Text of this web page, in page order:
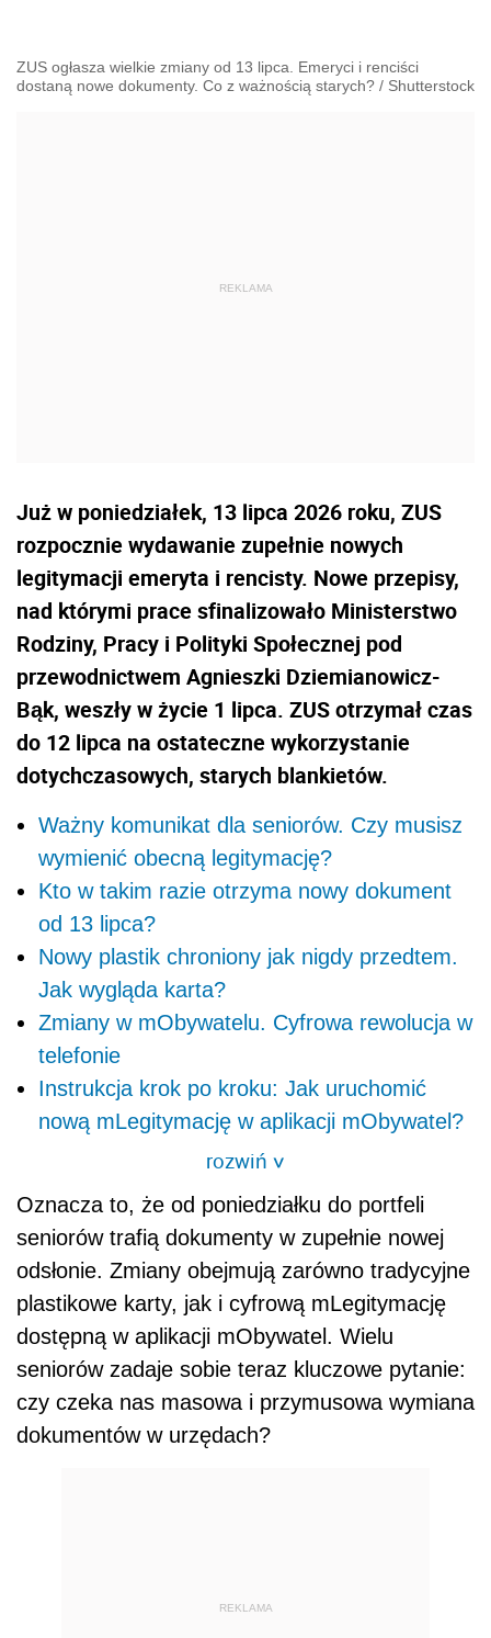
ZUS ogłasza wielkie zmiany od 13 lipca. Emeryci i renciści
dostaną nowe dokumenty. Co z ważnością starych? / Shutterstock
Już w poniedziałek, 13 lipca 2026 roku, ZUS
rozpocznie wydawanie zupełnie nowych
legitymacji emeryta i rencisty. Nowe przepisy,
nad którymi prace sfinalizowało Ministerstwo
Rodziny, Pracy i Polityki Społecznej pod
przewodnictwem Agnieszki Dziemianowicz-
Bąk, weszły w życie 1 lipca. ZUS otrzymał czas
do 12 lipca na ostateczne wykorzystanie
dotychczasowych, starych blankietów.
Ważny komunikat dla seniorów. Czy musisz
wymienić obecną legitymację?
Kto w takim razie otrzyma nowy dokument
od 13 lipca?
Nowy plastik chroniony jak nigdy przedtem.
Jak wygląda karta?
Zmiany w mObywatelu. Cyfrowa rewolucja w
telefonie
Instrukcja krok po kroku: Jak uruchomić
nową mLegitymację w aplikacji mObywatel?
rozwiń>
Oznacza to, że od poniedziałku do portfeli
seniorów trafią dokumenty w zupełnie nowej
odsłonie. Zmiany obejmują zarówno tradycyjne
plastikowe karty, jak i cyfrową mLegitymację
dostępną w aplikacji mObywatel. Wielu
seniorów zadaje sobie teraz kluczowe pytanie:
czy czeka nas masowa i przymusowa wymiana
dokumentów w urzędach?
REKLAMA